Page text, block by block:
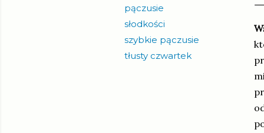
pączusie
słodkości
szybkie pączusie
tłusty czwartek